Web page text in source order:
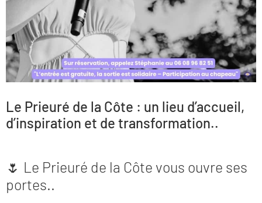
Le Prieuré de la Côte : un lieu d’accueil,
d’inspiration et de transformation..
🌷 Le Prieuré de la Côte vous ouvre ses
portes..